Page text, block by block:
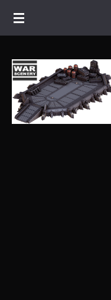
Zum